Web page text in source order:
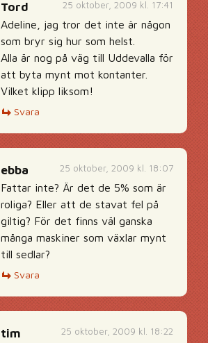
25 oktober, 2009 kl. 17:41
Tord
Adeline, jag tror det inte är någon
som bryr sig hur som helst.
Alla är nog på väg till Uddevalla för
att byta mynt mot kontanter.
Vilket klipp liksom!
Svara
25 oktober, 2009 kl. 18:07
ebba
Fattar inte? Är det de 5% som är
roliga? Eller att de stavat fel på
giltig? För det finns väl ganska
många maskiner som växlar mynt
till sedlar?
Svara
25 oktober, 2009 kl. 18:22
tim